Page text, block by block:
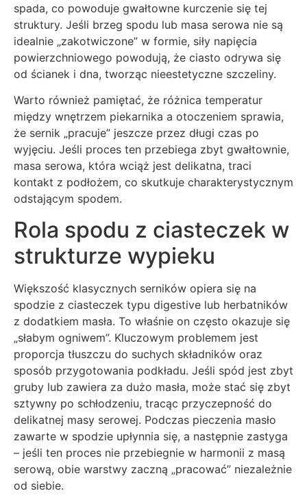
spada, co powoduje gwałtowne kurczenie się tej
struktury. Jeśli brzeg spodu lub masa serowa nie są
idealnie „zakotwiczone” w formie, siły napięcia
powierzchniowego powodują, że ciasto odrywa się
od ścianek i dna, tworząc nieestetyczne szczeliny.
Warto również pamiętać, że różnica temperatur
między wnętrzem piekarnika a otoczeniem sprawia,
że sernik „pracuje” jeszcze przez długi czas po
wyjęciu. Jeśli proces ten przebiega zbyt gwałtownie,
masa serowa, która wciąż jest delikatna, traci
kontakt z podłożem, co skutkuje charakterystycznym
odstającym spodem.
Rola spodu z ciasteczek w
strukturze wypieku
Większość klasycznych serników opiera się na
spodzie z ciasteczek typu digestive lub herbatników
z dodatkiem masła. To właśnie on często okazuje się
„słabym ogniwem”. Kluczowym problemem jest
proporcja tłuszczu do suchych składników oraz
sposób przygotowania podkładu. Jeśli spód jest zbyt
gruby lub zawiera za dużo masła, może stać się zbyt
sztywny po schłodzeniu, tracąc przyczepność do
delikatnej masy serowej. Podczas pieczenia masło
zawarte w spodzie upłynnia się, a następnie zastyga
– jeśli ten proces nie przebiegnie w harmonii z masą
serową, obie warstwy zaczną „pracować” niezależnie
od siebie.